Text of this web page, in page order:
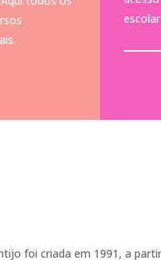
foi criada em 1991, a